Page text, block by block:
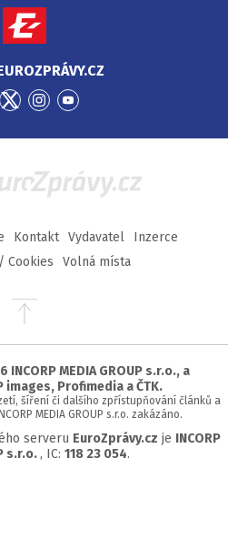
Přejít
Twitter
Přejít
Instagram
Přejít
YouTube
Kontakt Vydavatel
Inzerce
Cookies
Volná místa
Přejít
stránky
MEDIA GROUP s.r.o., a
images, Profimedia a ČTK.
šíření či dalšího zpřístupňování článků a
MEDIA GROUP s.r.o. zakázáno.
serveru EuroZprávy.cz je INCORP
s.r.o. , IC: 118 23 054.